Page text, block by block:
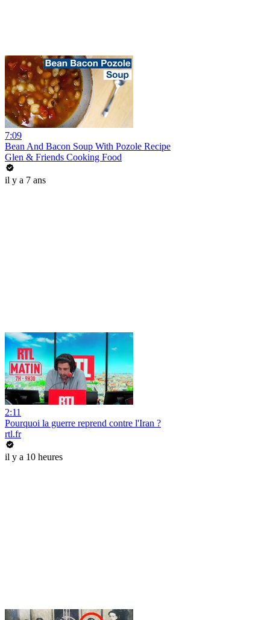
7:09
Bean And Bacon Soup With Pozole Recipe
Glen & Friends Cooking Food
il y a 7 ans
2:11
Pourquoi la guerre reprend contre l'Iran ?
rtl.fr
il y a 10 heures